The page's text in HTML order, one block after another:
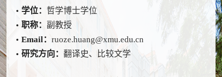
学位： 哲学博士学位
职称： 副教授
Email：ruoze.huang@xmu.edu.cn
研究方向：翻译史、比较文学